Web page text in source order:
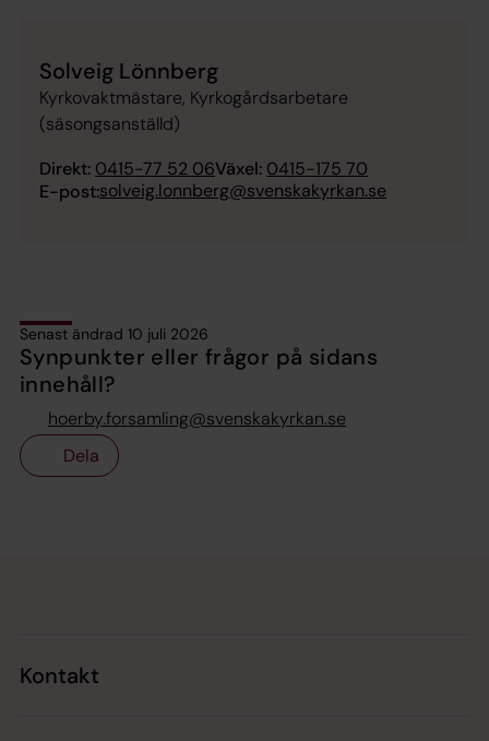
Solveig Lönnberg
Kyrkovaktmästare, Kyrkogårdsarbetare
(säsongsanställd)
Direkt: 0415-77 52 06Växel: 0415-175 70
E-post:solveig.lonnberg@svenskakyrkan.se
Senast ändrad 10 juli 2026
Synpunkter eller frågor på sidans
innehåll?
hoerby.forsamling@svenskakyrkan.se
Dela
Kontakt